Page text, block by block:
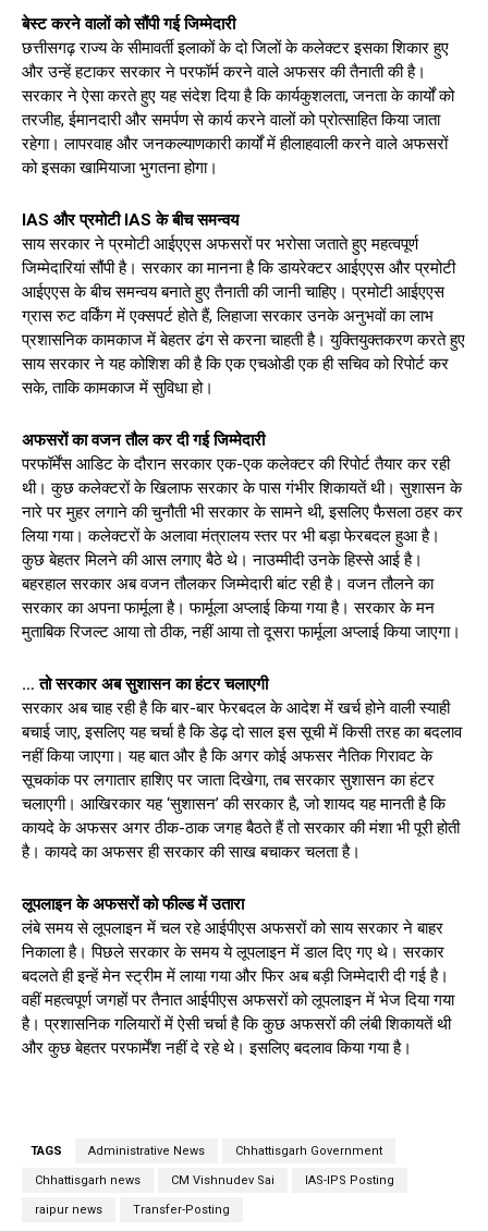
बेस्ट करने वालों को सौंपी गई जिम्मेदारी
छत्तीसगढ़ राज्य के सीमावर्ती इलाकों के दो जिलों के कलेक्टर इसका शिकार हुए
और उन्हें हटाकर सरकार ने परफॉर्म करने वाले अफसर की तैनाती की है।
सरकार ने ऐसा करते हुए यह संदेश दिया है कि कार्यकुशलता, जनता के कार्यों को
तरजीह, ईमानदारी और समर्पण से कार्य करने वालों को प्रोत्साहित किया जाता
रहेगा। लापरवाह और जनकल्याणकारी कार्यों में हीलाहवाली करने वाले अफसरों
को इसका खामियाजा भुगतना होगा।
IAS और प्रमोटी IAS के बीच समन्वय
साय सरकार ने प्रमोटी आईएएस अफसरों पर भरोसा जताते हुए महत्वपूर्ण
जिम्मेदारियां सौंपी है। सरकार का मानना है कि डायरेक्टर आईएएस और प्रमोटी
आईएएस के बीच समन्वय बनाते हुए तैनाती की जानी चाहिए। प्रमोटी आईएएस
ग्रास रुट वर्किंग में एक्सपर्ट होते हैं, लिहाजा सरकार उनके अनुभवों का लाभ
प्रशासनिक कामकाज में बेहतर ढंग से करना चाहती है। युक्तियुक्तकरण करते हुए
साय सरकार ने यह कोशिश की है कि एक एचओडी एक ही सचिव को रिपोर्ट कर
सके, ताकि कामकाज में सुविधा हो।
अफसरों का वजन तौल कर दी गई जिम्मेदारी
परफॉर्मेंस आडिट के दौरान सरकार एक-एक कलेक्टर की रिपोर्ट तैयार कर रही
थी। कुछ कलेक्टरों के खिलाफ सरकार के पास गंभीर शिकायतें थी। सुशासन के
नारे पर मुहर लगाने की चुनौती भी सरकार के सामने थी, इसलिए फैसला ठहर कर
लिया गया। कलेक्टरों के अलावा मंत्रालय स्तर पर भी बड़ा फेरबदल हुआ है।
कुछ बेहतर मिलने की आस लगाए बैठे थे। नाउम्मीदी उनके हिस्से आई है।
बहरहाल सरकार अब वजन तौलकर जिम्मेदारी बांट रही है। वजन तौलने का
सरकार का अपना फार्मूला है। फार्मूला अप्लाई किया गया है। सरकार के मन
मुताबिक रिजल्ट आया तो ठीक, नहीं आया तो दूसरा फार्मूला अप्लाई किया जाएगा।
… तो सरकार अब सुशासन का हंटर चलाएगी
सरकार अब चाह रही है कि बार-बार फेरबदल के आदेश में खर्च होने वाली स्याही
बचाई जाए, इसलिए यह चर्चा है कि डेढ़ दो साल इस सूची में किसी तरह का बदलाव
नहीं किया जाएगा। यह बात और है कि अगर कोई अफसर नैतिक गिरावट के
सूचकांक पर लगातार हाशिए पर जाता दिखेगा, तब सरकार सुशासन का हंटर
चलाएगी। आखिरकार यह ‘सुशासन’ की सरकार है, जो शायद यह मानती है कि
कायदे के अफसर अगर ठीक-ठाक जगह बैठते हैं तो सरकार की मंशा भी पूरी होती
है। कायदे का अफसर ही सरकार की साख बचाकर चलता है।
लूपलाइन के अफसरों को फील्ड में उतारा
लंबे समय से लूपलाइन में चल रहे आईपीएस अफसरों को साय सरकार ने बाहर
निकाला है। पिछले सरकार के समय ये लूपलाइन में डाल दिए गए थे। सरकार
बदलते ही इन्हें मेन स्ट्रीम में लाया गया और फिर अब बड़ी जिम्मेदारी दी गई है।
वहीं महत्वपूर्ण जगहों पर तैनात आईपीएस अफसरों को लूपलाइन में भेज दिया गया
है। प्रशासनिक गलियारों में ऐसी चर्चा है कि कुछ अफसरों की लंबी शिकायतें थी
और कुछ बेहतर परफार्मेंश नहीं दे रहे थे। इसलिए बदलाव किया गया है।
TAGS Administrative News Chhattisgarh Government
Chhattisgarh news CM Vishnudev Sai IAS-IPS Posting
raipur news Transfer-Posting